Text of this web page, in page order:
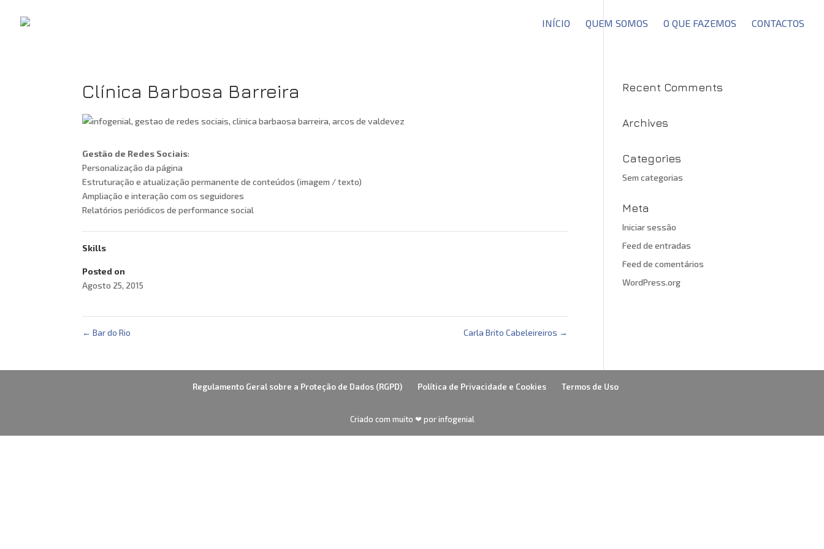
INÍCIO QUEM SOMOS O QUE FAZEMOS CONTACTOS
Clínica Barbosa Barreira
Gestão de Redes Sociais:
Personalização da página
Estruturação e atualização permanente de conteúdos (imagem / texto)
Ampliação e interação com os seguidores
Relatórios periódicos de performance social
Skills
Posted on
Agosto 25, 2015
← Bar do Rio Carla Brito Cabeleireiros →
Recent Comments
Archives
Categories
Sem categorias
Meta
Iniciar sessão
Feed de entradas
Feed de comentários
WordPress.org
Regulamento Geral sobre a Proteção de Dados (RGPD) Política de Privacidade e Cookies Termos de Uso
Criado com muito ❤ por infogenial